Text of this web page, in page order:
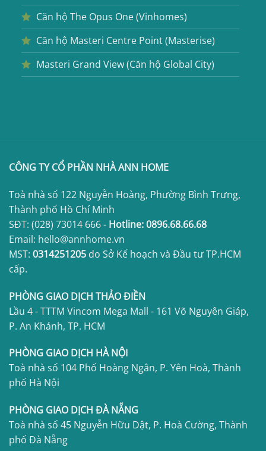
Căn hộ The Opus One (Vinhomes)
Căn hộ Masteri Centre Point (Masterise)
Masteri Grand View (Căn hộ Global City)
CÔNG TY CỔ PHẦN NHÀ ANN HOME
Toà nhà số 122 Nguyễn Hoàng, Phường Bình Trưng,
Thành phố Hồ Chí Minh
SĐT: (028) 73014 666- Hotline:0896.68.66.68
Email: hello@annhome.vn
MST: 0314251205 do Sở Kế hoạch và Đầu tư TP.HCM
cấp.
PHÒNG GIAO DỊCH THẢO ĐIỀN
Lầu 4 - TTTM Vincom Mega Mall - 161 Võ Nguyên Giáp,
P. An Khánh, TP. HCM
PHÒNG GIAO DỊCH HÀ NỘI
Toà nhà số 104 Phố Hoàng Ngân, P. Yên Hoà, Thành
phố Hà Nội
PHÒNG GIAO DỊCH ĐÀ NẴNG
Toà nhà số 45 Nguyễn Hữu Dật, P. Hoà Cường, Thành
phố Đà Nẵng